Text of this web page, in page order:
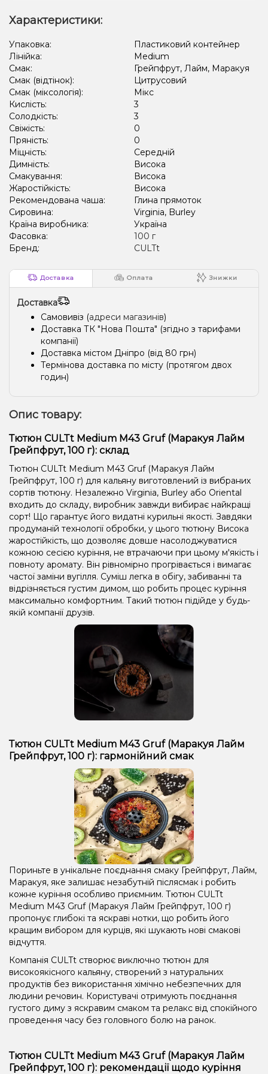
Полуниця, Пиріг/Кондитерка, Чізкейк
Амарето, Лимон, Пиріг/Кондитерка Виноград, Лід/Холодок
Апельсин, Грейпфрут Кавун, Ягоди
Характеристики:
Упаковка:
Пластиковий контейнер
Лінійка:
Medium
Смак:
Грейпфрут, Лайм, Маракуя
Смак (відтінок):
Цитрусовий
Смак (міксологія):
Мікс
Кислість:
3
Солодкість:
3
Свіжість:
0
Пряність:
0
Міцність:
Середній
Димність:
Висока
Смакування:
Висока
Жаростійкість:
Висока
Рекомендована чаша:
Глина прямоток
Сировина:
Virginia, Burley
Країна виробника:
Україна
Фасовка:
100 г
Бренд:
CULTt
Доставка Оплата Знижки
Доставка
Самовивіз (адреси магазинів)
Доставка ТК "Нова Пошта" (згідно з тарифами
компанії)
Доставка містом Дніпро (від 80 грн)
Термінова доставка по місту (протягом двох
годин)
Опис товару:
Тютюн CULTt Medium M43 Gruf (Маракуя Лайм
Грейпфрут, 100 г): склад
Тютюн CULTt Medium M43 Gruf (Маракуя Лайм
Грейпфрут, 100 г) для кальяну виготовлений із вибраних
сортів тютюну. Незалежно Virginia, Burley або Oriental
входить до складу, виробник завжди вибирає найкращі
сорт! Що гарантує його видатні курильні якості. Завдяки
продуманій технології обробки, у цього тютюну Висока
жаростійкість, що дозволяє довше насолоджуватися
кожною сесією куріння, не втрачаючи при цьому м'якість і
повноту аромату. Він рівномірно прогрівається і вимагає
частої заміни вугілля. Суміш легка в обігу, забиванні та
відрізняється густим димом, що робить процес куріння
максимально комфортним. Такий тютюн підійде у будь-
якій компанії друзів.
Тютюн CULTt Medium M43 Gruf (Маракуя Лайм
Грейпфрут, 100 г): гармонійний смак
Пориньте в унікальне поєднання смаку Грейпфрут, Лайм,
Маракуя, яке залишає незабутній післясмак і робить
кожне куріння особливо приємним. Тютюн CULTt
Medium M43 Gruf (Маракуя Лайм Грейпфрут, 100 г)
пропонує глибокі та яскраві нотки, що робить його
кращим вибором для курців, які шукають нові смакові
відчуття.
Компанія CULTt створює виключно тютюн для
високоякісного кальяну, створений з натуральних
продуктів без використання хімічно небезпечних для
людини речовин. Користувачі отримують поєднання
густого диму з яскравим смаком та релакс від спокійного
проведення часу без головного болю на ранок.
Тютюн CULTt Medium M43 Gruf (Маракуя Лайм
Грейпфрут, 100 г): рекомендації щодо куріння